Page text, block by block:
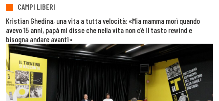
CAMPI LIBERI
Kristian Ghedina, una vita a tutta velocità: «Mia mamma morì quando
avevo 15 anni, papà mi disse che nella vita non c’è il tasto rewind e
bisogna andare avanti»